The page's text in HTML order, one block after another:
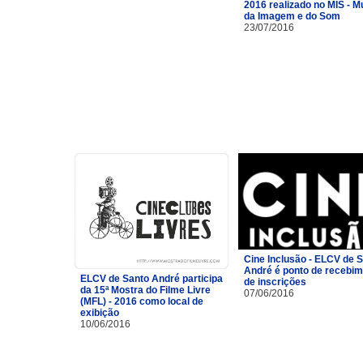
2016 realizado no MIS -
da Imagem e do Som
23/07/2016
ELCV de Santo André participa
da 15ª Mostra do Filme Livre
(MFL) - 2016 como local de
exibição
10/06/2016
Cine Inclusão - ELCV de
André é ponto de
de inscrições
07/06/2016